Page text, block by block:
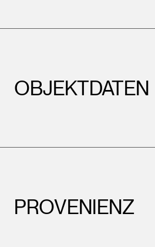
OBJEKTDATEN
PROVENIENZ